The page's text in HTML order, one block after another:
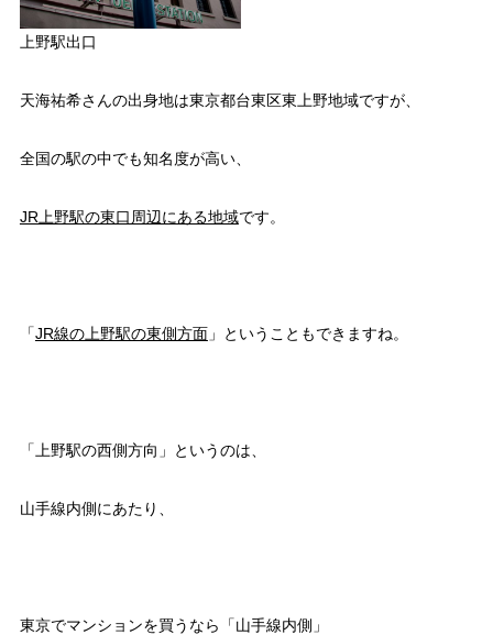
上野駅出口
天海祐希さんの出身地は東京都台東区東上野地域ですが、
全国の駅の中でも知名度が高い、
JR上野駅の東口周辺にある地域です。
「JR線の上野駅の東側方面」ということもできますね。
「上野駅の西側方向」というのは、
山手線内側にあたり、
東京でマンションを買うなら「山手線内側」